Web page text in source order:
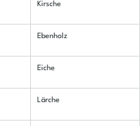
Kirsche
Ebenholz
Eiche
Lärche